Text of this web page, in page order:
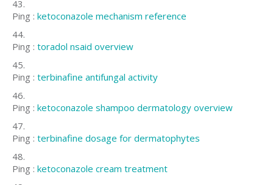
Ping : ketoconazole mechanism reference
Ping : toradol nsaid overview
Ping : terbinafine antifungal activity
Ping : ketoconazole shampoo dermatology overview
Ping : terbinafine dosage for dermatophytes
Ping : ketoconazole cream treatment